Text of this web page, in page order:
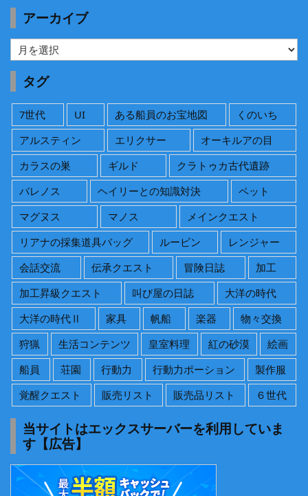
アーカイブ
ー
カ
ブ
タグ
7世代 UI ある船員のお宝地図
くのいち
アルスティン
エリクサー
オーキルアの目
カラスの巣
ギルド
クラトゥカ古代遺跡
バレノス
ヘイリーとの知識対決
ペット
マグヌス
マノス
メインクエスト
リアナの採集道具バッグ
ルービン
レンジャー
会話交流
伝承クエスト 冒険日誌
加工
加工昇級クエスト
叫び屋の日誌
大洋の時代
大洋の時代Ⅱ
家具 帆船 楽器
物々交換
狩猟
生活コンテンツ 皇室料理 紅の砂漠
絵画
船員
荘園 行動力 行動力ポーション
製作服
覚醒クエスト
販売リスト 販売品リスト ６世代
当サイトはエックスサーバーを利用していま
す【広告】